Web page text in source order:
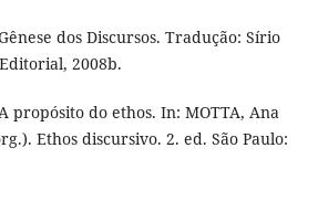
dos Discursos. Tradução: Sírio
2008b.
propósito do ethos. In: MOTTA, Ana
Ethos discursivo. 2. ed. São Paulo: